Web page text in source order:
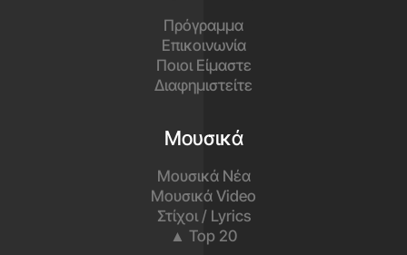
Πρόγραμμα
Επικοινωνία
Ποιοι Είμαστε
Διαφημιστείτε
Μουσικά
Μουσικά Νέα
Μουσικά Video
Στίχοι / Lyrics
▲ Top 20